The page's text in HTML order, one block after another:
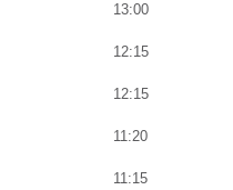
13:00
12:15
12:15
11:20
11:15